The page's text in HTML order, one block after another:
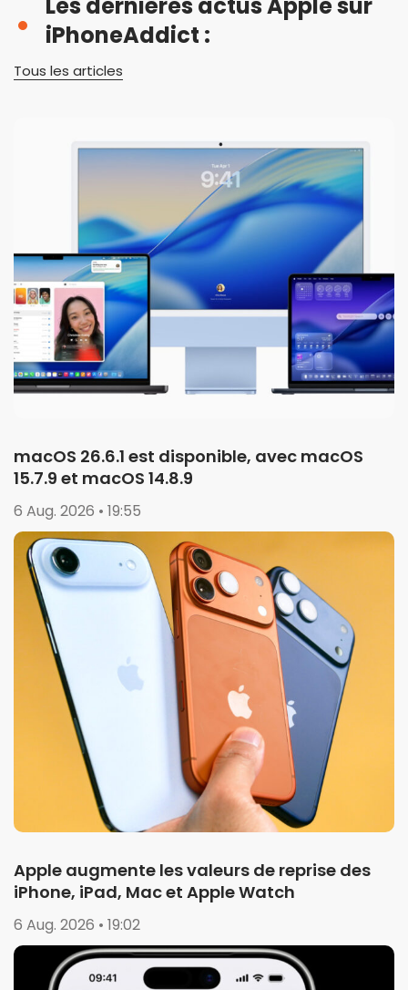
Les dernières actus Apple sur
iPhoneAddict :
Tous les articles
macOS 26.6.1 est disponible, avec macOS
15.7.9 et macOS 14.8.9
6 Aug. 2026 • 19:55
Apple augmente les valeurs de reprise des
iPhone, iPad, Mac et Apple Watch
6 Aug. 2026 • 19:02